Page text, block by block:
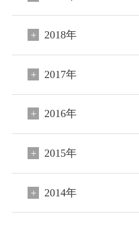
2018年
2017年
2016年
2015年
2014年
客